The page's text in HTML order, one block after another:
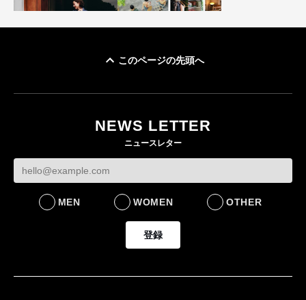
ケットなど7型を発売
FASHION
をラインナップ
LIFESTYLE
このページの先頭へ
NEWS LETTER
ニュースレター
MEN WOMEN OTHER
登録